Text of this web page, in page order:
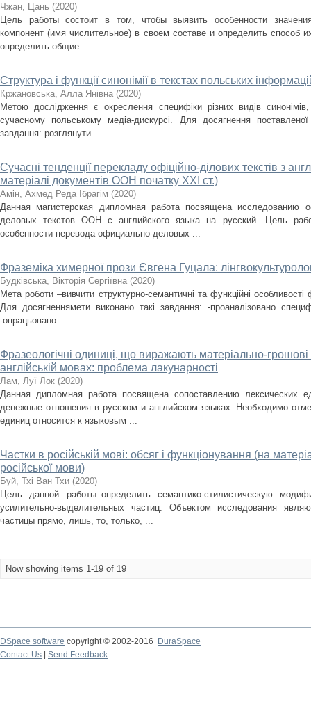
Чжан, Цань (2020)
Цель работы состоит в том, чтобы выявить особенности
компонент (имя числительное) в своем составе и определить способ
определить общие ...
Структура і функції синонімії в текстах польських
Кржановська, Алла Янівна (2020)
Метою дослідження є окреслення специфіки різних видів
сучасному польському медіа-дискурсі. Для досягнення
завдання: розглянути ...
Сучасні тенденції перекладу офіційно-ділових текстів з
матеріалі документів ООН початку ХХI ст.)
Амін, Ахмед Реда Ібрагім (2020)
Данная магистерская дипломная работа посвящена исследованию
деловых текстов ООН с английского языка на русский. Цель
особенности перевода официально-деловых ...
Фраземіка химерної прози Євгена Гуцала:
Будківська, Вікторія Сергіївна (2020)
Мета роботи –вивчити структурно-семантичні та функційні
Для досягненнямети виконано такі завдання: -проаналізовано
-опрацьовано ...
Фразеологічні одиниці, що виражають матеріально-грошові
англійській мовах: проблема лакунарності
Лам, Луї Лок (2020)
Данная дипломная работа посвящена сопоставлению лексических
денежные отношения в русском и английском языках. Необходимо
единиц относится к языковым ...
Частки в російській мові: обсяг і функціонування (на
російської мови)
Буй, Тхі Ван Тхи (2020)
Цель данной работы–определить семантико-стилистическую
усилительно-выделительных частиц. Объектом исследования
частицы прямо, лишь, то, только, ...
Now showing items 1-19 of 19
DSpace software copyright © 2002-2016
DuraSpace
Contact Us
Send Feedback